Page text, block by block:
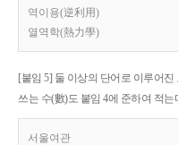
역이용(逆利用)
열역학(熱力學)
[붙임 5] 둘 이상의 단어로 이루어
쓰는 수(數)도 붙임 4에 준하여 적는
서울여관